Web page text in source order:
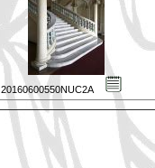
20160600550NUC2A